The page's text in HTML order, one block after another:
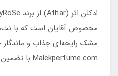
مخصوص آقایان است که با
مشک رایحه‌ای جذاب و ماندگار
Malekperfume.com با تضمین اصالت.